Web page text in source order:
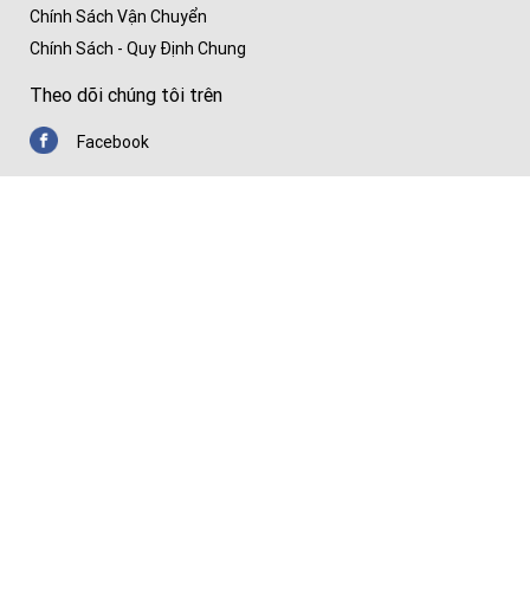
Chính Sách Vận Chuyển
Chính Sách - Quy Định Chung
Theo dõi chúng tôi trên
Facebook